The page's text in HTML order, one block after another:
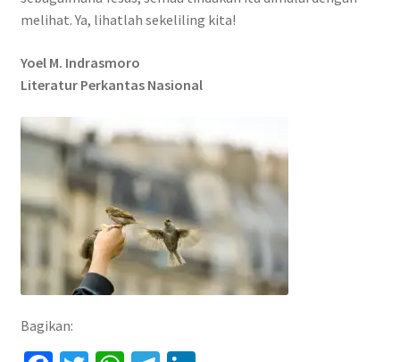
melihat. Ya, lihatlah sekeliling kita!
Yoel M. Indrasmoro
Literatur Perkantas Nasional
Bagikan: